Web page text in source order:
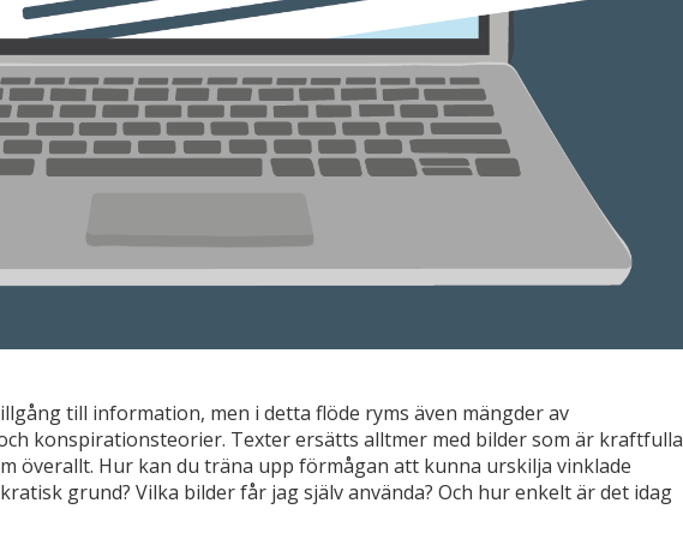
till information, men i detta flöde ryms även mängder av
konspirationsteorier. Texter ersätts alltmer med bilder som är kraftfulla
överallt. Hur kan du träna upp förmågan att kunna urskilja vinklade
grund? Vilka bilder får jag själv använda? Och hur enkelt är det idag